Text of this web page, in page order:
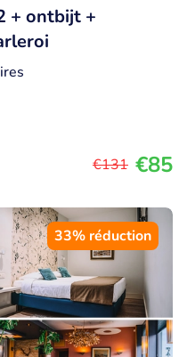
+ ontbijt +
€131 €85
33% réduction